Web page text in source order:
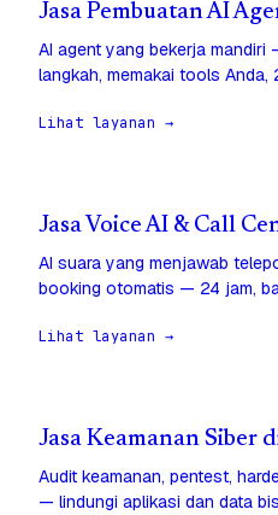
Jasa Pembuatan AI
AI agent yang bekerja
langkah, memakai tools Anda,
Lihat layanan →
Jasa Voice AI & Call
AI suara yang menjawab
booking otomatis — 24 jam,
Lihat layanan →
Jasa Keamanan Siber
Audit keamanan, pentest,
— lindungi aplikasi dan data